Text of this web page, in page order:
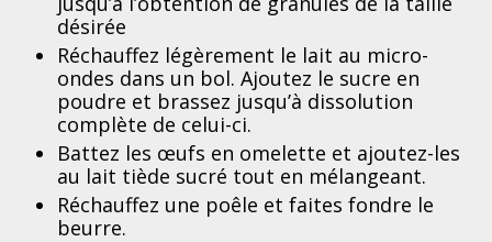
désirée
Réchauffez légèrement le lait au micro-
ondes dans un bol. Ajoutez le sucre en
poudre et brassez jusqu’à dissolution
complète de celui-ci.
Battez les œufs en omelette et ajoutez-les
au lait tiède sucré tout en mélangeant.
Réchauffez une poêle et faites fondre le
beurre.